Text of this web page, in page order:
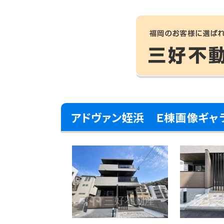
アドヴァン姪浜 Ｅ棟画像ギャ